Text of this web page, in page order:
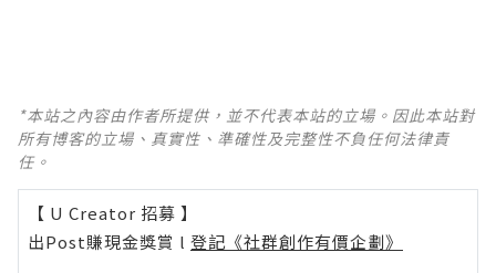
*本站之內容由作者所提供，並不代表本站的立場。因此本站對
所有博客的立場、真實性、準確性及完整性不負任何法律責
任。
【 U Creator 招募 】
出Post賺現金獎賞 l 登記《社群創作有價企劃》